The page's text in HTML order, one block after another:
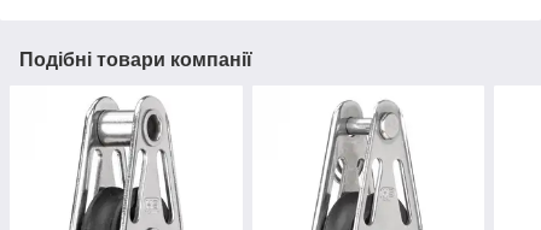
Подібні товари компанії